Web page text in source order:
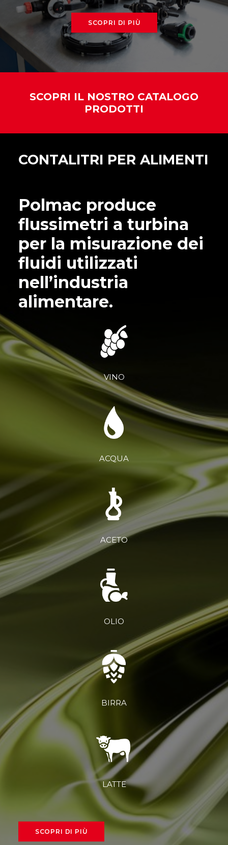
SCOPRI DI PIÙ
SCOPRI IL NOSTRO CATALOGO
PRODOTTI
CONTALITRI PER ALIMENTI
Polmac produce
flussimetri a turbina
per la misurazione dei
fluidi utilizzati
nell’industria
alimentare.
VINO
ACQUA
ACETO
OLIO
BIRRA
LATTE
SCOPRI DI PIÙ